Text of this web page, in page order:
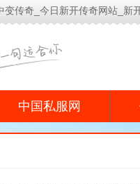
传奇_今日新开传奇网站_新
中国私服网